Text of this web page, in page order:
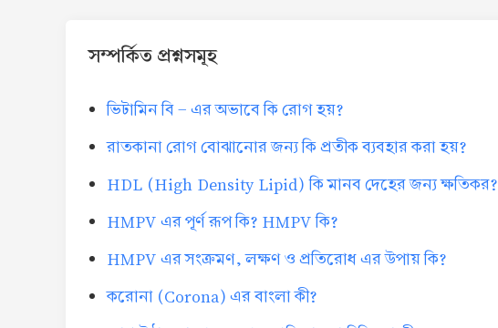
সম্পর্কিত প্রশ্নসমূহ
ভিটামিন বি - এর অভাবে কি রোগ হয়?
রাতকানা রোগ বোঝানোর জন্য কি প্রতীক ব্যবহার করা হয়?
HDL (High Density Lipid) কি মানব দেহের জন্য ক্ষতিকর?
HMPV এর পূর্ণ রূপ কি? HMPV কি?
HMPV এর সংক্রমণ, লক্ষণ ও প্রতিরোধ এর উপায় কি?
করোনা (Corona) এর বাংলা কী?